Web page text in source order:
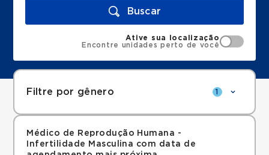
Buscar
Ative sua localização
Encontre unidades perto de você
Filtre por gênero 1
Médico de Reprodução Humana -
Infertilidade Masculina com data de